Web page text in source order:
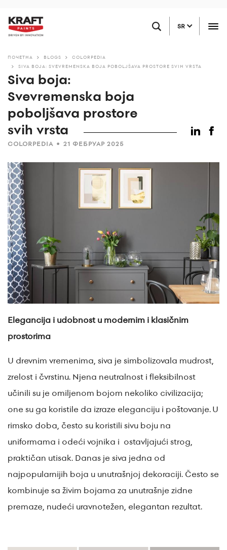
main
SR
ПОЧЕТНА BLOGS
COLORPEDIA
SIVA BOJA: SVEVREMENSKA BOJA POBOLJŠAVA PROSTORE SVIH VRSTA
Siva boja:
Svevremenska boja
poboljšava prostore
svih vrsta
COLORPEDIA • 21 ФЕБРУАР 2025
Elegancija i udobnost u modernim i klasičnim
prostorima
U drevnim vremenima, siva je simbolizovala mudrost,
zrelost i čvrstinu. Njena neutralnost i fleksibilnost
učinili su je omiljenom bojom nekoliko civilizacija;
one su ga koristile da izraze eleganciju i poštovanje. U
rimsko doba, često su koristili sivu boju na
uniformama i odeći vojnika i ostavljajući strog,
praktičan utisak. Danas je siva jedna od
najpopularnijih boja u unutrašnjoj dekoraciji. Često se
kombinuje sa živim bojama za unutrašnje zidne
premaze, nudeći uravnotežen, elegantan rezultat.